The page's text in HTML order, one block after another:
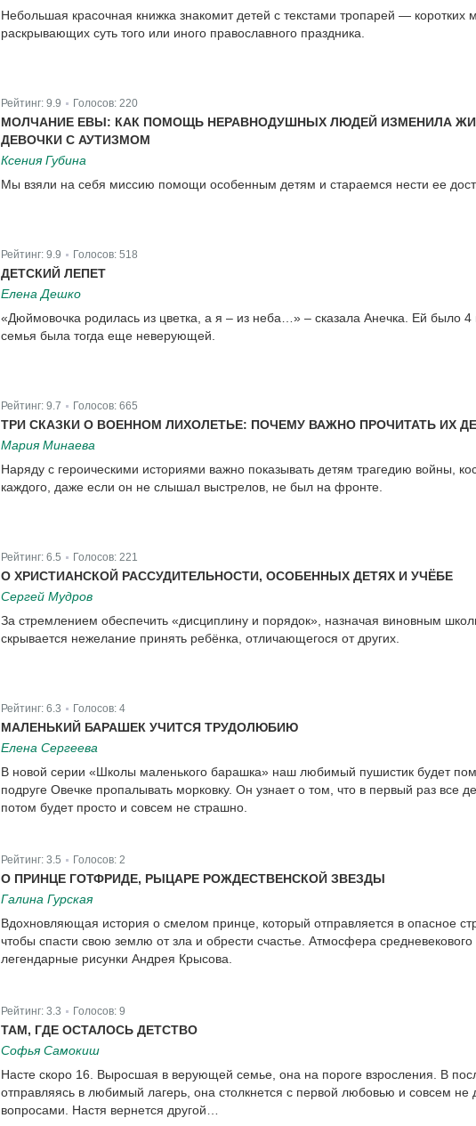
Небольшая красочная книжка знакомит детей с текстами тропарей — коротких
раскрывающих суть того или иного православного праздника.
Рейтинг: 9.9 Голосов: 220
МОЛЧАНИЕ ЕВЫ: КАК ПОМОЩЬ НЕРАВНОДУШНЫХ ЛЮДЕЙ ИЗМЕНИЛА
ДЕВОЧКИ С АУТИЗМОМ
Ксения Губина
Мы взяли на себя миссию помощи особенным детям и стараемся нести ее
Рейтинг: 9.9 Голосов: 518
ДЕТСКИЙ ЛЕПЕТ
Елена Дешко
«Дюймовочка родилась из цветка, а я – из неба…» – сказала Анечка. Ей было 4
семья была тогда еще неверующей.
Рейтинг: 9.7 Голосов: 665
ТРИ СКАЗКИ О ВОЕННОМ ЛИХОЛЕТЬЕ: ПОЧЕМУ ВАЖНО ПРОЧИТАТЬ ИХ
Мария Минаева
Наряду с героическими историями важно показывать детям трагедию войны,
каждого, даже если он не слышал выстрелов, не был на фронте.
Рейтинг: 6.5 Голосов: 221
О ХРИСТИАНСКОЙ РАССУДИТЕЛЬНОСТИ, ОСОБЕННЫХ ДЕТЯХ И УЧЁБЕ
Сергей Мудров
За стремлением обеспечить «дисциплину и порядок», назначая виновным
скрывается нежелание принять ребёнка, отличающегося от других.
Рейтинг: 6.3 Голосов: 4
МАЛЕНЬКИЙ БАРАШЕК УЧИТСЯ ТРУДОЛЮБИЮ
Елена Сергеева
В новой серии «Школы маленького барашка» наш любимый пушистик будет
подруге Овечке пропалывать морковку. Он узнает о том, что в первый раз все
потом будет просто и совсем не страшно.
Рейтинг: 3.5 Голосов: 2
О ПРИНЦЕ ГОТФРИДЕ, РЫЦАРЕ РОЖДЕСТВЕНСКОЙ ЗВЕЗДЫ
Галина Гурская
Вдохновляющая история о смелом принце, который отправляется в опасное
чтобы спасти свою землю от зла и обрести счастье. Атмосфера
легендарные рисунки Андрея Крысова.
Рейтинг: 3.3 Голосов: 9
ТАМ, ГДЕ ОСТАЛОСЬ ДЕТСТВО
Софья Самокиш
Насте скоро 16. Выросшая в верующей семье, она на пороге взросления. В
отправляясь в любимый лагерь, она столкнется с первой любовью и совсем не
вопросами. Настя вернется другой…